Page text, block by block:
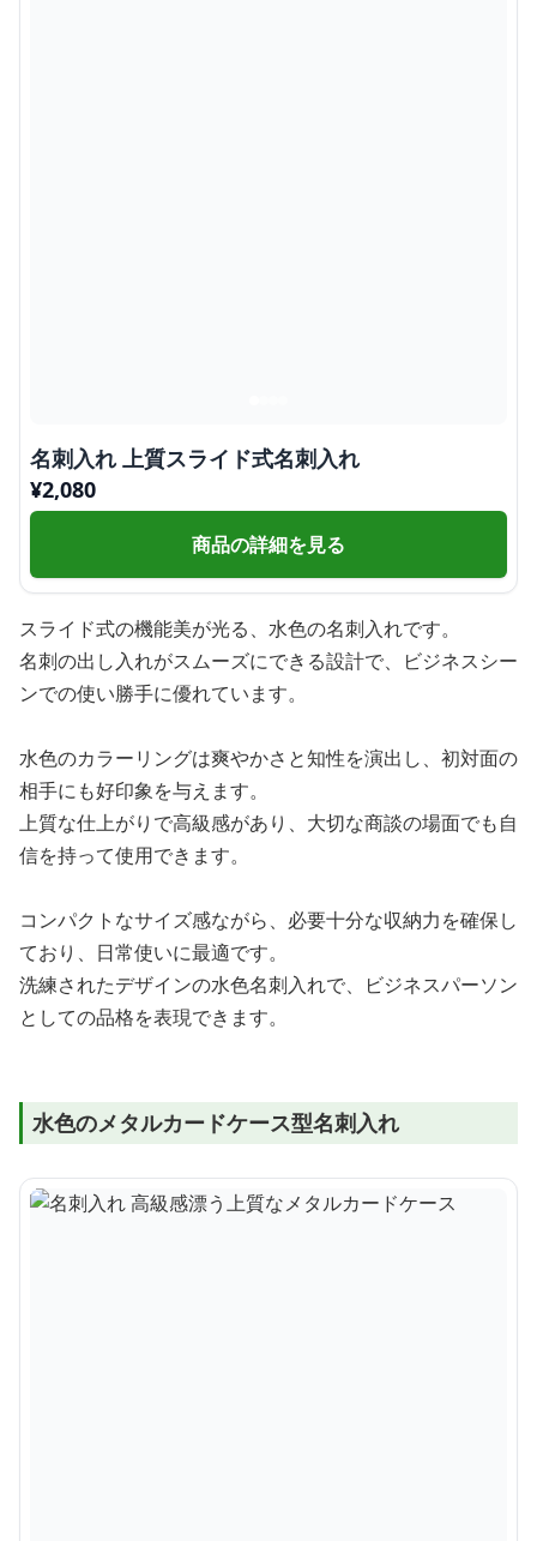
名刺入れ 上質スライド式名刺入れ
¥2,080
商品の詳細を見る
スライド式の機能美が光る、水色の名刺入れです。
名刺の出し入れがスムーズにできる設計で、ビジネスシー
ンでの使い勝手に優れています。
水色のカラーリングは爽やかさと知性を演出し、初対面の
相手にも好印象を与えます。
上質な仕上がりで高級感があり、大切な商談の場面でも自
信を持って使用できます。
コンパクトなサイズ感ながら、必要十分な収納力を確保し
ており、日常使いに最適です。
洗練されたデザインの水色名刺入れで、ビジネスパーソン
としての品格を表現できます。
水色のメタルカードケース型名刺入れ